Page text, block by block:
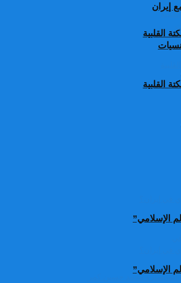
القلبية
الإسلامي”
إيران
القلبية
الإسلامي”